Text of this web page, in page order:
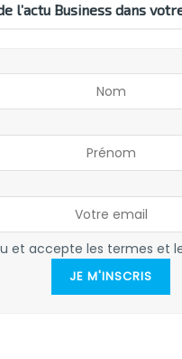
l’actu Business dans
et accepte les termes et
JE M'INSCRIS